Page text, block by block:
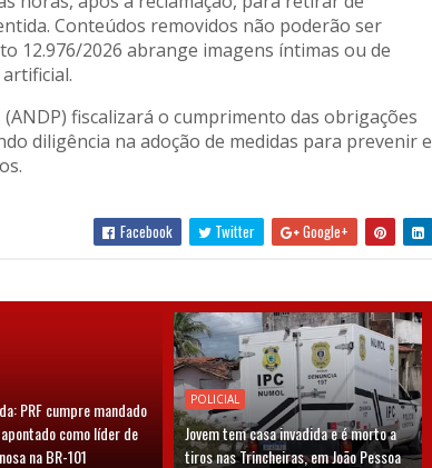
Conteúdos removidos não poderão ser
12.976/2026 abrange imagens íntimas ou de
fiscalizará o cumprimento das obrigações
diligência na adoção de medidas para prevenir e
Facebook Twitter Google+
PRF cumpre mandado
como líder de
na BR-101
POLICIAL
Jovem tem casa invadida e é morto a
tiros nas Trincheiras, em João Pessoa